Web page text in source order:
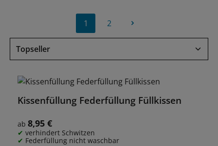
Seite
1 Seite
2
Kissenfüllung Federfüllung Füllkissen
Regulärer Preis:
ab 8,95 €
verhindert Schwitzen
Federfüllung nicht waschbar